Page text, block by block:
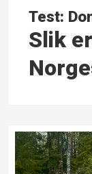
Test:
Slik